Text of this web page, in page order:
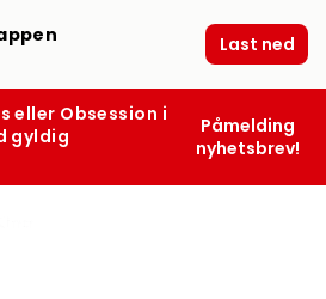
Last ned
eller Obsession i
gyldig
Påmelding
nyhetsbrev!